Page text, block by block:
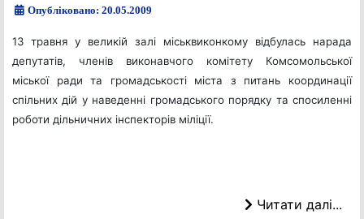
Опубліковано: 20.05.2009
13 травня у великій залі міськвиконкому відбулась нарада
депутатів, членів виконавчого комітету Комсомольської
міської ради та громадськості міста з питань координації
спільних дій у наведенні громадського порядку та спосиленні
роботи дільничних інспекторів міліції.
Читати далі...